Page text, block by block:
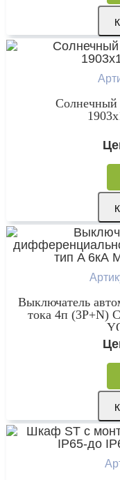
Солнечный
Выключатель
тока 4п (3P+N)